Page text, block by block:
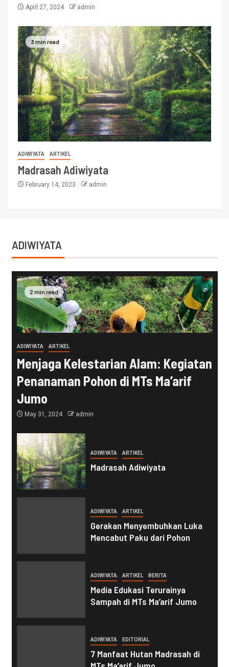
April 27, 2024 admin
3 min read
ADIWIYATA ARTIKEL
Madrasah Adiwiyata
February 14, 2023 admin
ADIWIYATA
2 min read
ADIWIYATA ARTIKEL
Menjaga Kelestarian Alam: Kegiatan
Penanaman Pohon di MTs Ma’arif
Jumo
May 31, 2024 admin
ADIWIYATA ARTIKEL
Madrasah Adiwiyata
ADIWIYATA ARTIKEL
Gerakan Menyembuhkan Luka
Mencabut Paku dari Pohon
ADIWIYATA ARTIKEL BERITA
Media Edukasi Terurainya
Sampah di MTs Ma’arif Jumo
ADIWIYATA EDITORIAL
7 Manfaat Hutan Madrasah di